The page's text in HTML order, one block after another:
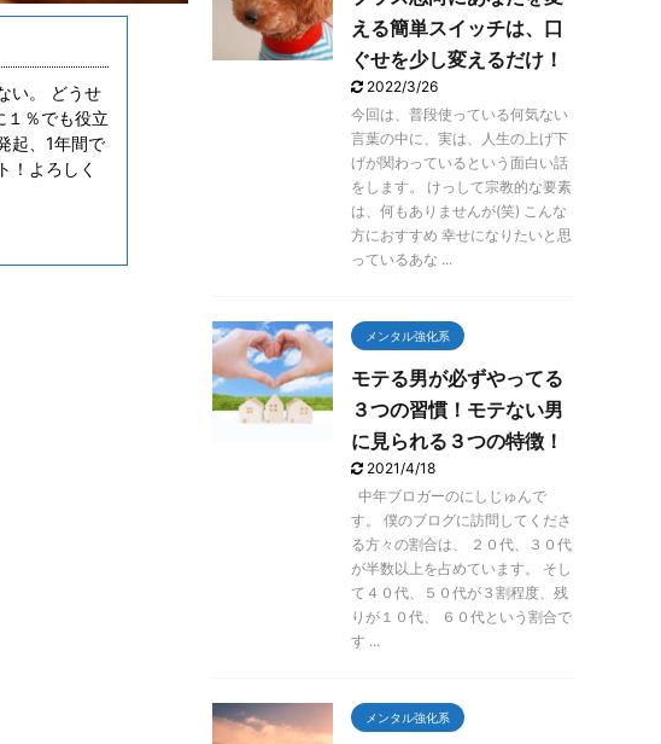
い。 どうせ
１％でも役立
起、1年間で
！よろしく
える簡単スイッチは、口
ぐせを少し変えるだけ！
2022/3/26
今回は、普段使っている何気ない
言葉の中に、実は、人生の上げ下
げが関わっているという面白い話
をします。 けっして宗教的な要素
は、何もありませんが(笑) こんな
方におすすめ 幸せになりたいと思
っているあな ...
メンタル強化系
モテる男が必ずやってる
３つの習慣！モテない男
に見られる３つの特徴！
2021/4/18
中年ブロガーのにしじゅんで
す。 僕のブログに訪問してくださ
る方々の割合は、 ２０代、３０代
が半数以上を占めています。 そし
て４０代、５０代が３割程度、残
りが１０代、 ６０代という割合で
す ...
メンタル強化系